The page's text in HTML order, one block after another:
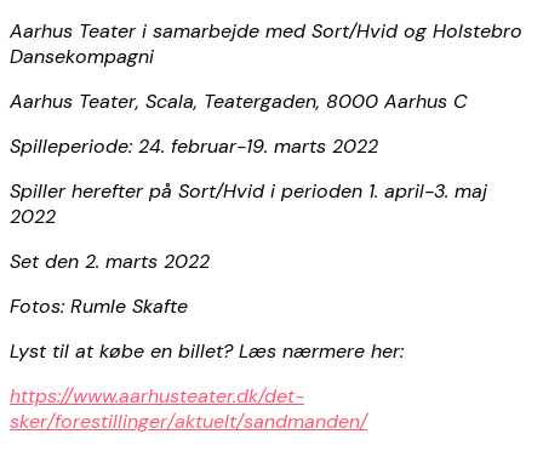
Aarhus Teater i samarbejde med Sort/Hvid og Holstebro
Dansekompagni
Aarhus Teater, Scala, Teatergaden, 8000 Aarhus C
Spilleperiode: 24. februar-19. marts 2022
Spiller herefter på Sort/Hvid i perioden 1. april-3. maj
2022
Set den 2. marts 2022
Fotos: Rumle Skafte
Lyst til at købe en billet? Læs nærmere her:
https://www.aarhusteater.dk/det-
sker/forestillinger/aktuelt/sandmanden/